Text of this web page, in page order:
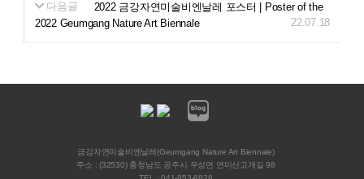
다음글
2022 금강자연미술비엔날레 포스터 | Poster of the
2022 Geumgang Nature Art Biennale
22.07.18
금강자연미술비엔날레(Geumgang Nature Art Biennale)
주소 : (32530) 충청남도 공주시 우성면 연미산고개길 98